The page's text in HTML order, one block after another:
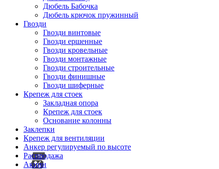
Дюбель Бабочка
Дюбель крючок пружинный
Гвозди
Гвозди винтовые
Гвозди ершенные
Гвозди кровельные
Гвозди монтажные
Гвозди строительные
Гвозди финишные
Гвозди шиферные
Крепеж для стоек
Закладная опора
Крепеж для стоек
Основание колонны
Заклепки
Крепеж для вентиляции
Анкер регулируемый по высоте
Распродажа
Акции